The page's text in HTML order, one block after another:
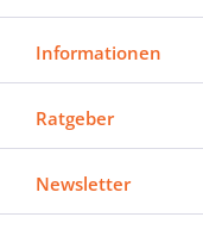
Informationen
Ratgeber
Newsletter